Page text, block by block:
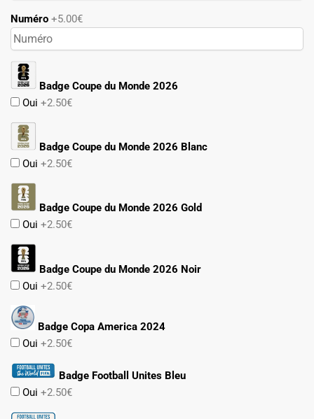
Numéro +5.00€
Badge Coupe du Monde 2026
Oui +2.50€
Badge Coupe du Monde 2026 Blanc
Oui +2.50€
Badge Coupe du Monde 2026 Gold
Oui +2.50€
Badge Coupe du Monde 2026 Noir
Oui +2.50€
Badge Copa America 2024
Oui +2.50€
Badge Football Unites Bleu
Oui +2.50€